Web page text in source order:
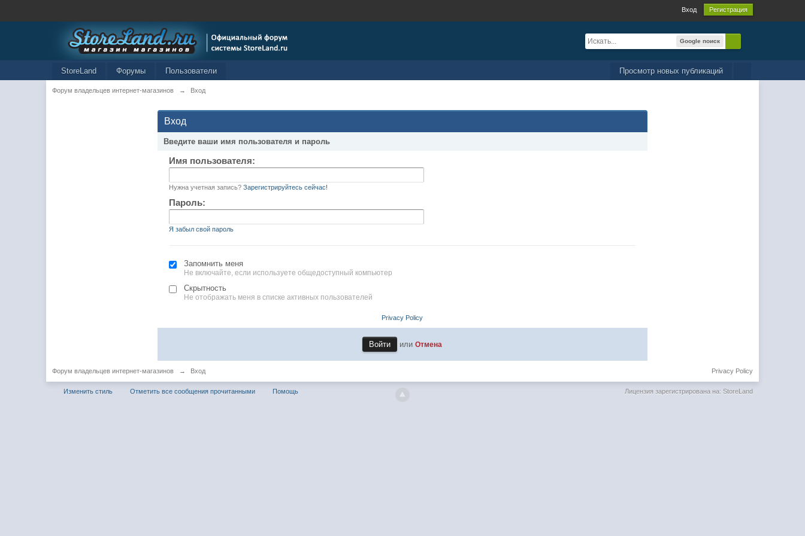
Вход Регистрация
Google поиск
Просмотр новых публикаций
StoreLand Форумы Пользователи
Форум владельцев интернет-магазинов → Вход
Вход
Введите ваши имя пользователя и пароль
Имя пользователя:
Нужна учетная запись? Зарегистрируйтесь сейчас!
Пароль:
Я забыл свой пароль
Запомнить меня
Не включайте, если используете общедоступный компьютер
Скрытность
Не отображать меня в списке активных пользователей
Privacy Policy
илиОтмена
Форум владельцев интернет-магазинов → Вход Privacy Policy
Изменить стиль Отметить все сообщения прочитанными Помощь Лицензия зарегистрирована на: StoreLand